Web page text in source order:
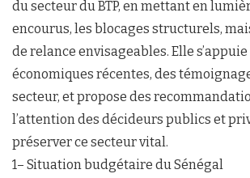
du secteur du BTP, en mettant en
encourus, les blocages structurels,
de relance envisageables. Elle
économiques récentes, des
secteur, et propose des
l’attention des décideurs publics et
préserver ce secteur vital.
1– Situation budgétaire du Sénégal